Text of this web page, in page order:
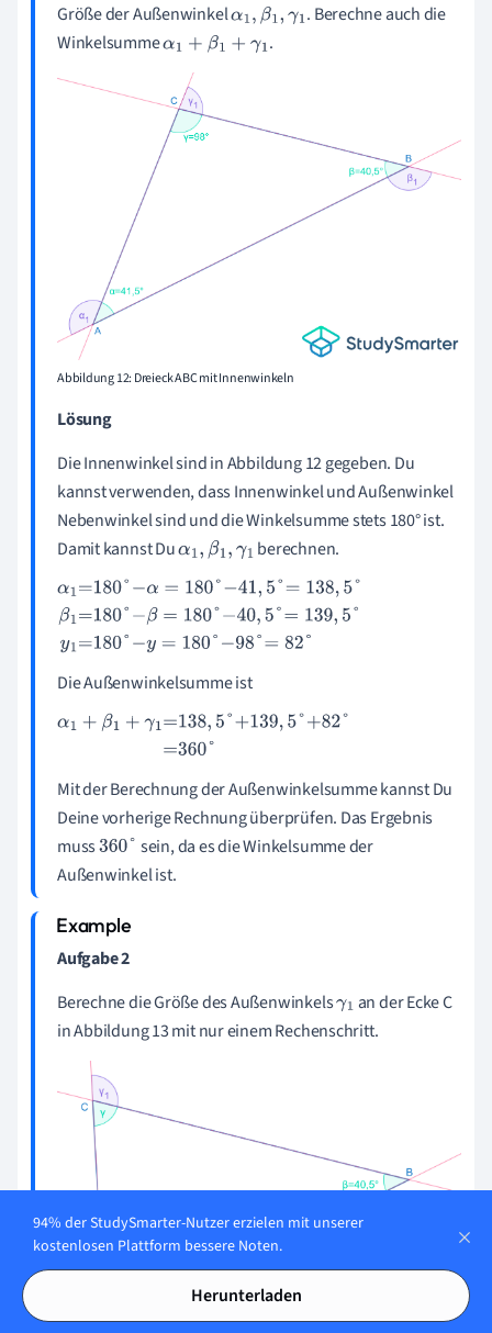
Größe der Außenwinkelα1,β1,γ1
. Berechne auch die
Winkelsummeα1+β1+γ1 .
Abbildung 12: Dreieck ABC mit Innenwinkeln
Lösung
Die Innenwinkel sind in Abbildung 12 gegeben. Du
kannst verwenden, dass Innenwinkel und Außenwinkel
Nebenwinkel sind und die Winkelsumme stets 180° ist.
Damit kannst Duα1,β1,γ1 berechnen.
α1=180°-α=180°-41,5°=138,5°β1=180°-
β=180°-40 5°=139 ,5°y1 =180°
y=180°-98°=82°
Die Außenwinkelsumme ist
1+ 1+ γ1 138 °+139, 360
Mit der Berechnung der Außenwinkelsumme kannst Du
Deine vorherige Rechnung überprüfen. Das Ergebnis
muss360° sein, da es die Winkelsumme der
Außenwinkel ist.
Aufgabe 2
Berechne die Größe des Außenwinkelsγ1 an der Ecke C
in Abbildung 13 mit nur einem Rechenschritt.
94% der StudySmarter-Nutzer erzielen mit unserer
kostenlosen Plattform bessere Noten.
Herunterladen